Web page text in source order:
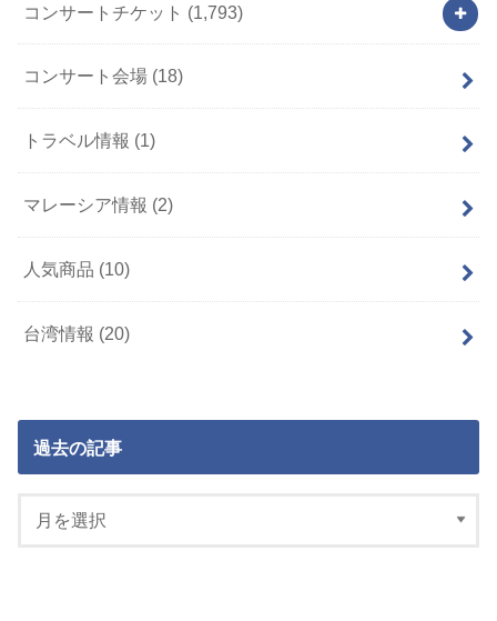
コンサートチケット (1,793)
コンサート会場 (18)
トラベル情報 (1)
マレーシア情報 (2)
人気商品 (10)
台湾情報 (20)
過去の記事